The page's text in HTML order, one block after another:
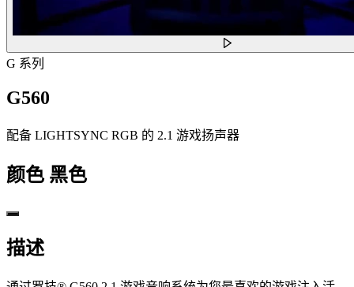
G 系列
G560
配备 LIGHTSYNC RGB 的 2.1 游戏扬声器
颜色 黑色
描述